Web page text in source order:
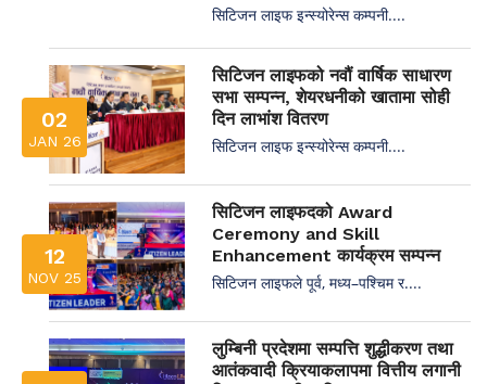
सिटिजन लाइफ इन्स्योरेन्स कम्पनी....
02
JAN 26
सिटिजन लाइफको नवौं वार्षिक साधारण
सभा सम्पन्न, शेयरधनीको खातामा सोही
दिन लाभांश वितरण
सिटिजन लाइफ इन्स्योरेन्स कम्पनी....
12
NOV 25
सिटिजन लाइफदको Award
Ceremony and Skill
Enhancement कार्यक्रम सम्पन्न
सिटिजन लाइफले पूर्व, मध्य–पश्चिम र....
लुम्बिनी प्रदेशमा सम्पत्ति शुद्धीकरण तथा
आतंकवादी क्रियाकलापमा वित्तीय लगानी